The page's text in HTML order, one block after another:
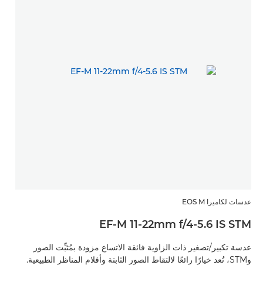
عدسات لكاميرا EOS M
EF-M 11-22mm f/4-5.6 IS STM
عدسة تكبير/تصغير ذات الزاوية فائقة الاتساع مزودة بمُثبِّت الصور
وSTM، تُعد خيارًا رائعًا لالتقاط الصور الثابتة وأفلام المناظر الطبيعية.